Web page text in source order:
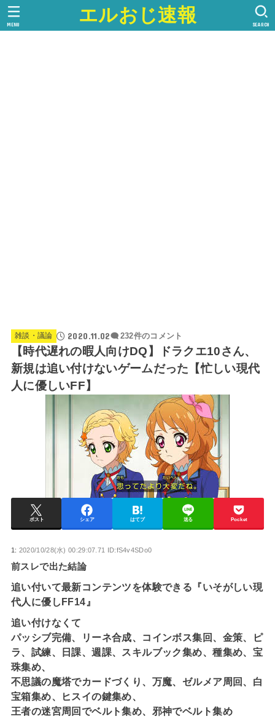
エルおじ速報 SEARCH
MENU
雑談・議論 2020.11.02 232件のコメント
【時代遅れの暇人向けDQ】ドラクエ10さん、
新規は追い付けないゲームだった【忙しい現代
人に優しいFF】
ポスト シェア はてブ 送る Pocket
1: 2020/10/28(水) 00:29:07.71 ID:fS4v4SDo0
前スレで出た結論
追い付いて最新コンテンツを体験できる『いそがしい現
代人に優しFF14』
追い付けなくて
パッシブ完備、リーネ合成、コインボス集回、金策、ピ
ラ、試練、日課、週課、スキルブック集め、種集め、宝
珠集め、
不思議の魔塔でカードづくり、万魔、ゼルメア周回、白
宝箱集め、ヒスイの鍵集め、
王者の迷宮周回でベルト集め、邪神でベルト集め